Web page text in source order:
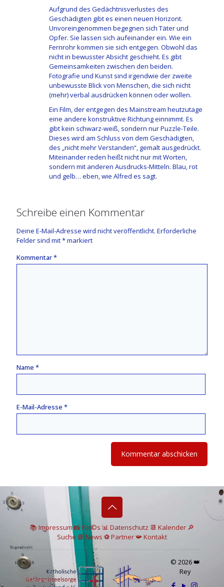
Aufgrund des Gedächtnisverlustes des
Geschädigten gibt es einen neuen Horizont.
Unvoreingenommen begegnen sich Täter und
Opfer. Sie lassen sich aufeinander ein. Wie ein
Fernrohr kommen sie sich entgegen. Obwohl das
nicht in bewusster Absicht geschieht. Es gibt
Gemeinsamkeiten zwischen den beiden.
Fotografie und Kunst sind irgendwie der zweite
unbewusste Blick von Menschen, die sich nicht
(mehr) verbal ausdrücken können oder wollen.
Ein Film, der entgegen des Mainstream heutzutage
eine andere konstruktive Richtung einnimmt. Es
gibt kein schwarz-weiß, sondern nur Puzzle-Teile.
Dieses wird am Schluss von dem Geschädigten,
des „nicht mehr Verstanden“, gemalt ausgedrückt.
Miteinander reden heißt nicht nur mit Worten,
sondern mit anderen Ausdrucks-Mitteln. Blau, rot
und gelb… eben, wie Alfred es sagt.
Schreibe einen Kommentar
Deine E-Mail-Adresse wird nicht veröffentlicht. Erforderliche
Felder sind mit*markiert
Kommentar*
Name *
E-Mail-Adresse *
📚 Impressum📸Fot©s 📊 Datenschutz 📆 Kalender 🔎
Suche 📘 News ⚽Partner📯Kontakt
© 2026 👑
Rey